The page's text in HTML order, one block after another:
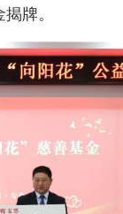
牌。